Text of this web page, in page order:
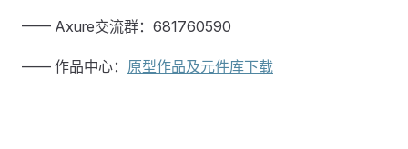
—— Axure交流群：681760590
—— 作品中心： 原型作品及元件库下载